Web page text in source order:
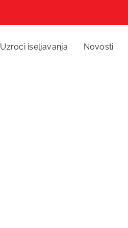
Uzroci iseljavanja Novosti